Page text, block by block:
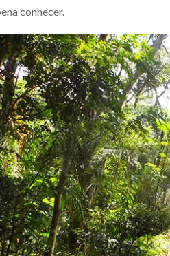
conhecer.